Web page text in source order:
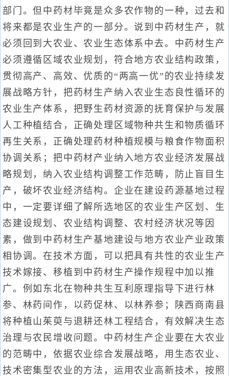
部门。但中药材毕竟是众多农作物的一种，过去和
将来都是农业生产的一部分。说到中药材生产，就
必须回到大农业、农业生态体系中去。中药材生产
必须遵循区域农业规划，符合地方农业结构政策，
贯彻高产、高效、优质的“两高一优”的农业持续发
展战略方针，把药材生产纳入农业生态良性循环的
农业生产体系，把野生药材资源的抚育保护与发展
人工种植结合，正确处理区域物种共生和物质循环
再生关系，正确处理药材种植规模与粮食作物面积
协调关系；把中药材产业纳入地方农业经济发展战
略规划，纳入农业结构调整工作范畴，防止盲目生
产，破坏农业经济结构。企业在建设药源基地过程
中，一定要详细了解所选地区的农业生产区划、生
态建设规划、农业结构调整、农村经济状况等因
素，做到中药材生产基地建设与地方农业产业政策
相协调。在技术方面，可以把具有共性的农业生产
技术嫁接、移植到中药材生产操作规程中加以推
广。例如东北在物种共生互利原理指导下进行林
参、林药间作，以药促林、以林养参；陕西商南县
将种植山茱萸与退耕还林工程结合，有效解决生态
治理与农民增收问题。中药材生产企业要在大农业
的范畴中，依据农业综合发展战略，用生态农业、
技术密集型农业的方法，运用农业高新技术，按照